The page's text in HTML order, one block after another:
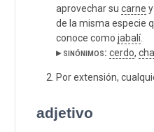
aprovechar su carne
de la misma especie
conoce como jabalí.
▸ sinónimos: cerdo,
Por extensión,
adjetivo